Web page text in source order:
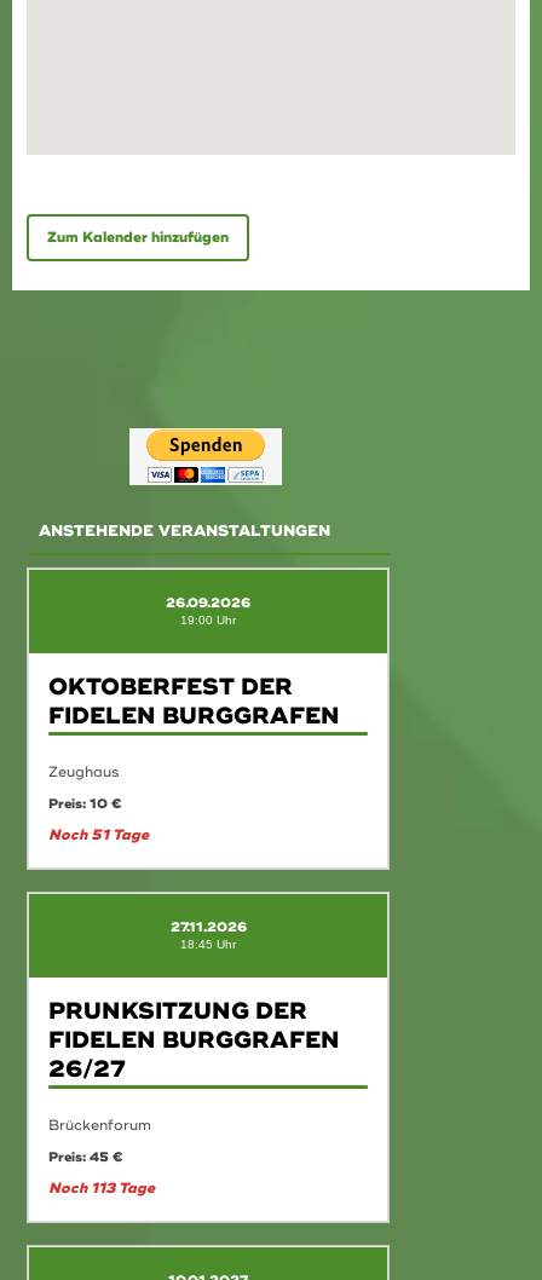
Zum Kalender hinzufügen
ANSTEHENDE VERANSTALTUNGEN
26.09.2026
19:00 Uhr
OKTOBERFEST DER
FIDELEN BURGGRAFEN
Zeughaus
Preis: 10 €
Noch 51 Tage
27.11.2026
18:45 Uhr
PRUNKSITZUNG DER
FIDELEN BURGGRAFEN
26/27
Brückenforum
Preis: 45 €
Noch 113 Tage